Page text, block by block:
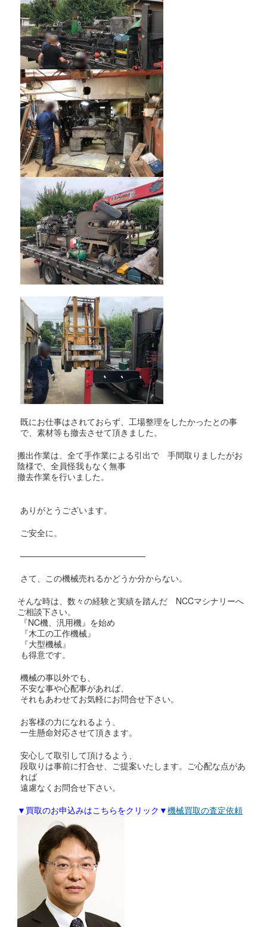
既にお仕事はされておらず、工場整理をしたかったとの事
で、素材等も撤去させて頂きました。
搬出作業は、全て手作業による引出で 手間取りましたがお
陰様で、全員怪我もなく無事
撤去作業を行いました。
ありがとうございます。
ご安全に。
———————————————
さて、この機械売れるかどうか分からない。
そんな時は、数々の経験と実績を踏んだ NCCマシナリーへ
ご相談下さい。
『NC機、汎用機』を始め
『木工の工作機械』
『大型機械』
も得意です。
機械の事以外でも、
不安な事や心配事があれば、
それもあわせてお気軽にお問合せ下さい。
お客様の力になれるよう、
一生懸命対応させて頂きます。
安心して取引して頂けるよう、
段取りは事前に打合せ、ご提案いたします。ご心配な点があ
れば
遠慮なくお問合せ下さい。
▼買取のお申込みはこちらをクリック▼機械買取の査定依頼